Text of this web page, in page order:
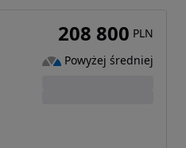
208 800 PLN
Powyżej średniej